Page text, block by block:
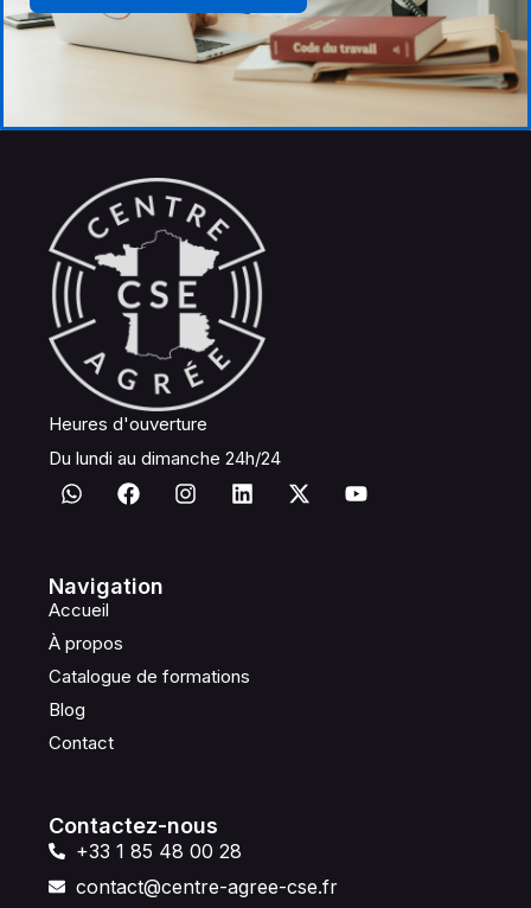
Heures d'ouverture
Du lundi au dimanche 24h/24
Navigation
Accueil
À propos
Catalogue de formations
Blog
Contact
Contactez-nous
+33 1 85 48 00 28
contact@centre-agree-cse.fr